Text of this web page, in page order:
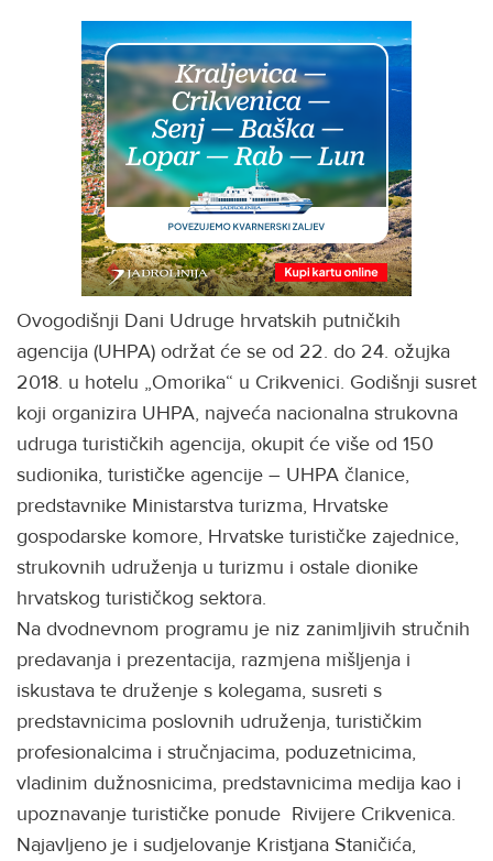
Ovogodišnji Dani Udruge hrvatskih putničkih
agencija (UHPA) održat će se od 22. do 24. ožujka
2018. u hotelu „Omorika“ u Crikvenici. Godišnji susret
koji organizira UHPA, najveća nacionalna strukovna
udruga turističkih agencija, okupit će više od 150
sudionika, turističke agencije – UHPA članice,
predstavnike Ministarstva turizma, Hrvatske
gospodarske komore, Hrvatske turističke zajednice,
strukovnih udruženja u turizmu i ostale dionike
hrvatskog turističkog sektora.
Na dvodnevnom programu je niz zanimljivih stručnih
predavanja i prezentacija, razmjena mišljenja i
iskustava te druženje s kolegama, susreti s
predstavnicima poslovnih udruženja, turističkim
profesionalcima i stručnjacima, poduzetnicima,
vladinim dužnosnicima, predstavnicima medija kao i
upoznavanje turističke ponude Rivijere Crikvenica.
Najavljeno je i sudjelovanje Kristjana Staničića,